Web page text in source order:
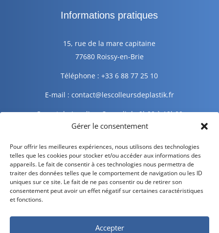
Gérer le consentement
Pour offrir les meilleures expériences, nous utilisons des technologies
telles que les cookies pour stocker et/ou accéder aux informations des
appareils. Le fait de consentir à ces technologies nous permettra de
traiter des données telles que le comportement de navigation ou les ID
uniques sur ce site. Le fait de ne pas consentir ou de retirer son
consentement peut avoir un effet négatif sur certaines caractéristiques
et fonctions.
Accepter
Informations pratiques
15, rue de la mare capitaine
77680 Roissy-en-Brie
Téléphone : +33 6 88 77 25 10
E-mail : contact@lescolleursdeplastik.fr
Ouvert du Lundi au Samedi de 9h00 à 19h00
Informations légales
Mentions légales
Politique de confidentialité